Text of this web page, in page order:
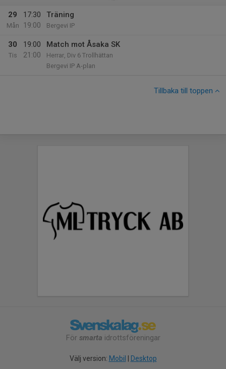
29
Mån
17:30
19:00
Träning
Bergevi IP
30
Tis
19:00
21:00
Match mot Åsaka SK
Herrar, Div 6 Trollhättan
Bergevi IP A-plan
Tillbaka till toppen
För smarta idrottsföreningar
Välj version: Mobil Desktop